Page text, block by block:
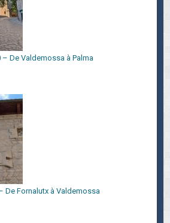
De Valdemossa à Palma
De Fornalutx à Valdemossa